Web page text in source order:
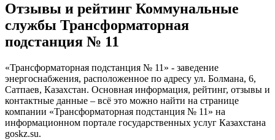
Отзывы и рейтинг Коммунальные
службы Трансформаторная
подстанция № 11
«Трансформаторная подстанция № 11» - заведение
энергоснабжения, расположенное по адресу ул. Болмана, 6,
Сатпаев, Казахстан. Основная информация, рейтинг, отзывы и
контактные данные – всё это можно найти на странице
компании «Трансформаторная подстанция № 11» на
информационном портале государственных услуг Казахстана
goskz.su.